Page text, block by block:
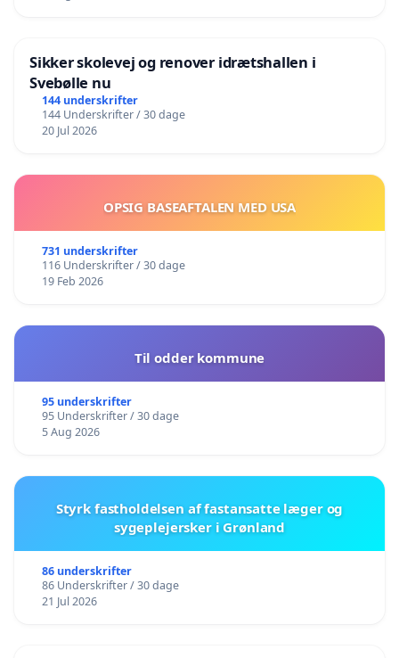
Sikker skolevej og renover idrætshallen i
Svebølle nu
144 underskrifter
144 Underskrifter / 30 dage
20 Jul 2026
OPSIG BASEAFTALEN MED USA
731 underskrifter
116 Underskrifter / 30 dage
19 Feb 2026
Til odder kommune
95 underskrifter
95 Underskrifter / 30 dage
5 Aug 2026
Styrk fastholdelsen af fastansatte læger og
sygeplejersker i Grønland
86 underskrifter
86 Underskrifter / 30 dage
21 Jul 2026